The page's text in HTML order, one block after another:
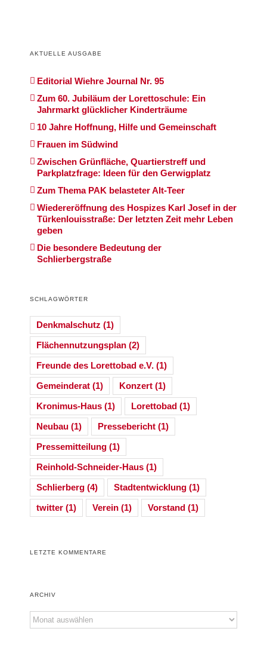
AKTUELLE AUSGABE
Editorial Wiehre Journal Nr. 95
Zum 60. Jubiläum der Lorettoschule: Ein
Jahrmarkt glücklicher Kinderträume
10 Jahre Hoffnung, Hilfe und Gemeinschaft
Frauen im Südwind
Zwischen Grünfläche, Quartierstreff und
Parkplatzfrage: Ideen für den Gerwigplatz
Zum Thema PAK belasteter Alt-Teer
Wiedereröffnung des Hospizes Karl Josef in der
Türkenlouisstraße: Der letzten Zeit mehr Leben
geben
Die besondere Bedeutung der
Schlierbergstraße
SCHLAGWÖRTER
Denkmalschutz (1)
Flächennutzungsplan (2)
Freunde des Lorettobad e.V. (1)
Gemeinderat (1) Konzert (1)
Kronimus-Haus (1) Lorettobad (1)
Neubau (1) Pressebericht (1)
Pressemitteilung (1)
Reinhold-Schneider-Haus (1)
Schlierberg (4) Stadtentwicklung (1)
twitter (1) Verein (1) Vorstand (1)
LETZTE KOMMENTARE
ARCHIV
Archiv